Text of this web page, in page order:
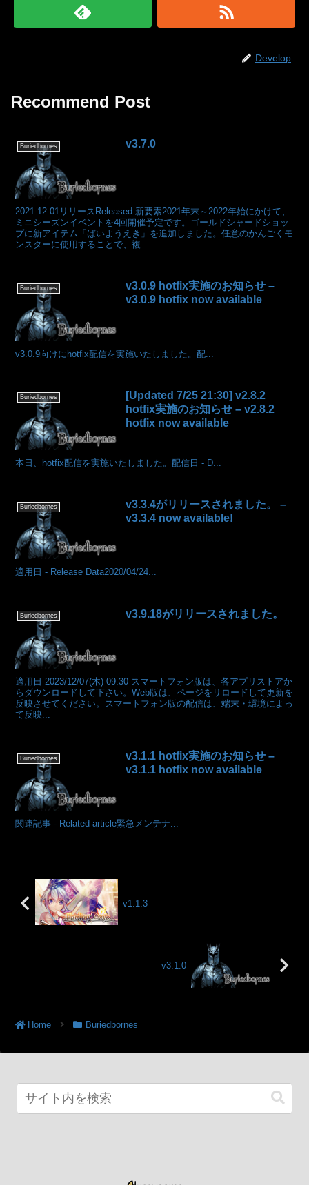
Develop
Recommend Post
Buriedbornes v3.7.0
2021.12.01リリースReleased.新要素2021年末～2022年始にかけて、
ミニシーズンイベントを4回開催予定です。ゴールドシャードショッ
プに新アイテム「ばいようえき」を追加しました。任意のかんごくモ
ンスターに使用することで、複...
Buriedbornes
v3.0.9 hotfix実施のお知らせ –
v3.0.9 hotfix now available
v3.0.9向けにhotfix配信を実施いたしました。配...
Buriedbornes
[Updated 7/25 21:30] v2.8.2
hotfix実施のお知らせ – v2.8.2
hotfix now available
本日、hotfix配信を実施いたしました。配信日 - D...
Buriedbornes
v3.3.4がリリースされました。 –
v3.3.4 now available!
適用日 - Release Data2020/04/24...
Buriedbornes v3.9.18がリリースされました。
適用日 2023/12/07(木) 09:30 スマートフォン版は、各アプリストアか
らダウンロードして下さい。Web版は、ページをリロードして更新を
反映させてください。スマートフォン版の配信は、端末・環境によっ
て反映...
Buriedbornes
v3.1.1 hotfix実施のお知らせ –
v3.1.1 hotfix now available
関連記事 - Related article緊急メンテナ...
v1.1.3
v3.1.0
Home Buriedbornes